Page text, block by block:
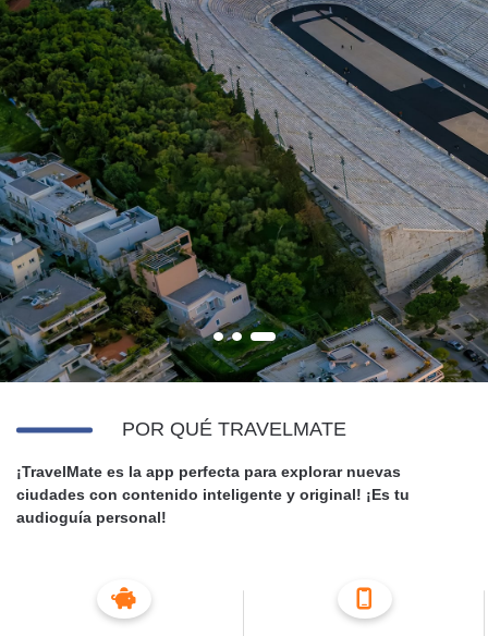
¿Existe en el mundo un
estadio completamente
curiosidades más sorprendentes sobre los lugares con los que
POR QUÉ TRAVELMATE
¡TravelMate es la app perfecta para explorar nuevas
ciudades con contenido inteligente y original! ¡Es tu
audioguía personal!